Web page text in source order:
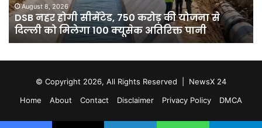
योजना
से
दिल्ली
को
August 8, 2026
DSB नहर होगी सीमेंटेड, 750 करोड़ की योजना से
दिल्ली को मिलेगा 100 क्यूसेक अतिरिक्त पानी
का
7
© Copyright 2026, All Rights Reserved | NewsX 24
Home
About Contact Disclaimer Privacy Policy DMCA